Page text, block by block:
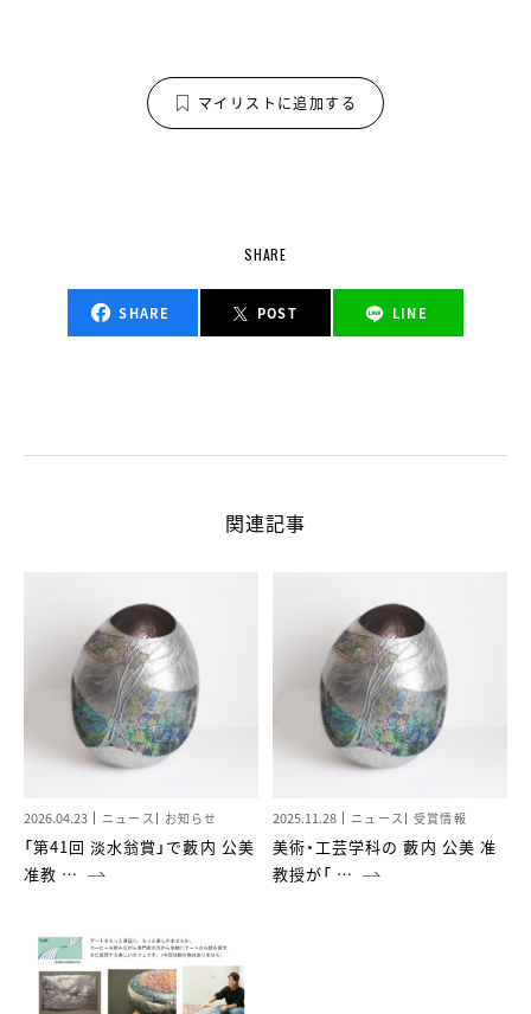
マイリストに追加する
SHARE
SHARE POST LINE
関連記事
2026.04.23 ニュース お知らせ
「第41回 淡水翁賞」で藪内 公美
准教 …
2025.11.28 ニュース 受賞情報
美術・工芸学科の 藪内 公美 准
教授が「 …